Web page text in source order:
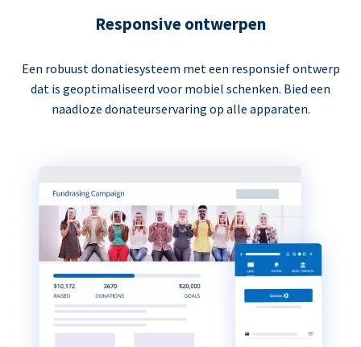
Responsive ontwerpen
Een robuust donatiesysteem met een responsief ontwerp
dat is geoptimaliseerd voor mobiel schenken. Bied een
naadloze donateurservaring op alle apparaten.